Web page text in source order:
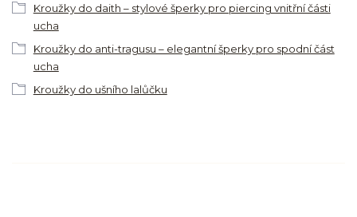
Kroužky do daith – stylové šperky pro piercing vnitřní části
ucha
Kroužky do anti-tragusu – elegantní šperky pro spodní část
ucha
Kroužky do ušního lalůčku